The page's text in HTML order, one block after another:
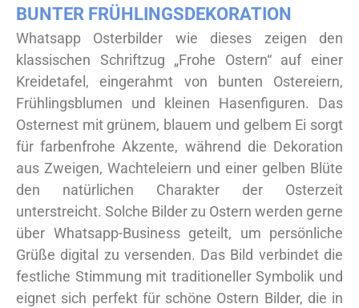
UNTER FRÜHLINGSDEKORATION
Whatsapp Osterbilder wie dieses zeigen den
klassischen Schriftzug „Frohe Ostern“ auf einer
Kreidetafel, eingerahmt von bunten Ostereiern,
Frühlingsblumen und kleinen Hasenfiguren. Das
Osternest mit grünem, blauem und gelbem Ei sorgt
für farbenfrohe Akzente, während die Dekoration
aus Zweigen, Wachteleiern und einer gelben Blüte
den natürlichen Charakter der Osterzeit
unterstreicht. Solche Bilder zu Ostern werden gerne
über Whatsapp-Business geteilt, um persönliche
Grüße digital zu versenden. Das Bild verbindet die
festliche Stimmung mit traditioneller Symbolik und
eignet sich perfekt für schöne Ostern Bilder, die in